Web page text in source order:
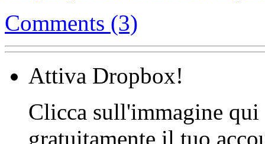
Comments (3)
Attiva Dropbox!
Clicca sull'immagine
gratuitamente il tuo